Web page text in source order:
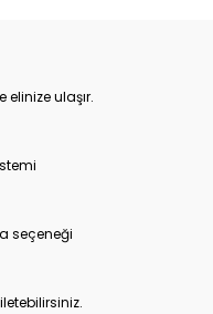
elinize ulaşır.
seçeneği